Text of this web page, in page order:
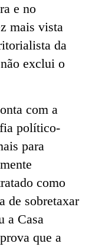
e no
mais vista
da
exclui o
com a
político-
para
como
de sobretaxar
a Casa
que a